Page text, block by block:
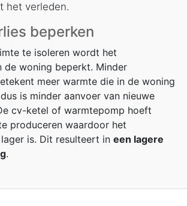
het verleden.
beperken
te isoleren wordt het
de woning beperkt. Minder
meer warmte die in de woning
is minder aanvoer van nieuwe
cv-ketel of warmtepomp hoeft
produceren waardoor het
is. Dit resulteert in een lagere
.